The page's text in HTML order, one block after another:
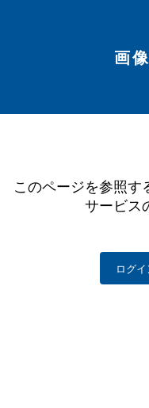
画
このページを参照
サービス
ログ